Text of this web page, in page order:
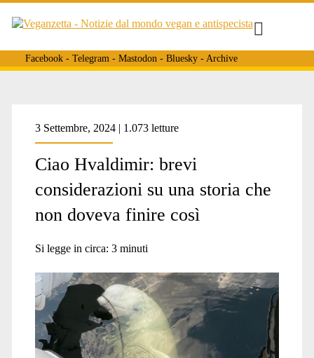
Facebook- Telegram- Mastodon- Bluesky- Archive
Tag:
<span>beluga</span>
3 Settembre, 2024 | 1.073 letture
Ciao Hvaldimir: brevi
considerazioni su una storia che
non doveva finire così
Si legge in circa: 3 minuti